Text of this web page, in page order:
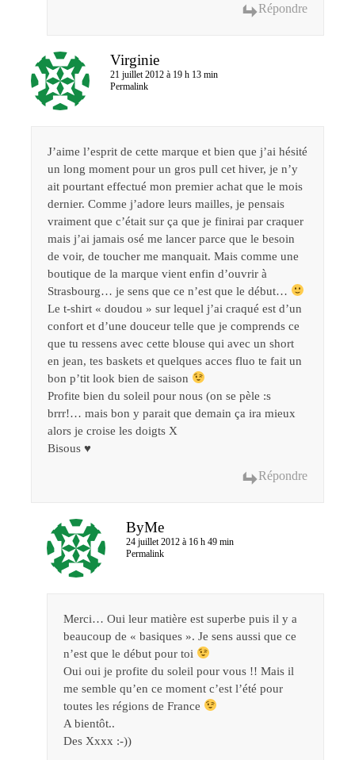
Répondre
Virginie
21 juillet 2012 à 19 h 13 min
Permalink
J’aime l’esprit de cette marque et bien que j’ai hésité
un long moment pour un gros pull cet hiver, je n’y
ait pourtant effectué mon premier achat que le mois
dernier. Comme j’adore leurs mailles, je pensais
vraiment que c’était sur ça que je finirai par craquer
mais j’ai jamais osé me lancer parce que le besoin
de voir, de toucher me manquait. Mais comme une
boutique de la marque vient enfin d’ouvrir à
Strasbourg… je sens que ce n’est que le début…
Le t-shirt « doudou » sur lequel j’ai craqué est d’un
confort et d’une douceur telle que je comprends ce
que tu ressens avec cette blouse qui avec un short
en jean, tes baskets et quelques acces fluo te fait un
bon p’tit look bien de saison
Profite bien du soleil pour nous (on se pèle :s
brrr!… mais bon y parait que demain ça ira mieux
alors je croise les doigts X
Bisous ♥
Répondre
ByMe
24 juillet 2012 à 16 h 49 min
Permalink
Merci… Oui leur matière est superbe puis il y a
beaucoup de « basiques ». Je sens aussi que ce
n’est que le début pour toi
Oui oui je profite du soleil pour vous !! Mais il
me semble qu’en ce moment c’est l’été pour
toutes les régions de France
A bientôt..
Des Xxxx :-))